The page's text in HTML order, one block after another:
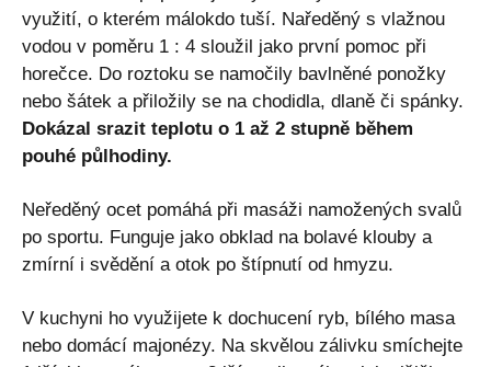
využití, o kterém málokdo tuší. Naředěný s vlažnou
vodou v poměru 1 : 4 sloužil jako první pomoc při
horečce. Do roztoku se namočily bavlněné ponožky
nebo šátek a přiložily se na chodidla, dlaně či spánky.
Dokázal srazit teplotu o 1 až 2 stupně během
pouhé půlhodiny.
Neředěný ocet pomáhá při masáži namožených svalů
po sportu. Funguje jako obklad na bolavé klouby a
zmírní i svědění a otok po štípnutí od hmyzu.
V kuchyni ho využijete k dochucení ryb, bílého masa
nebo domácí majonézy. Na skvělou zálivku smíchejte